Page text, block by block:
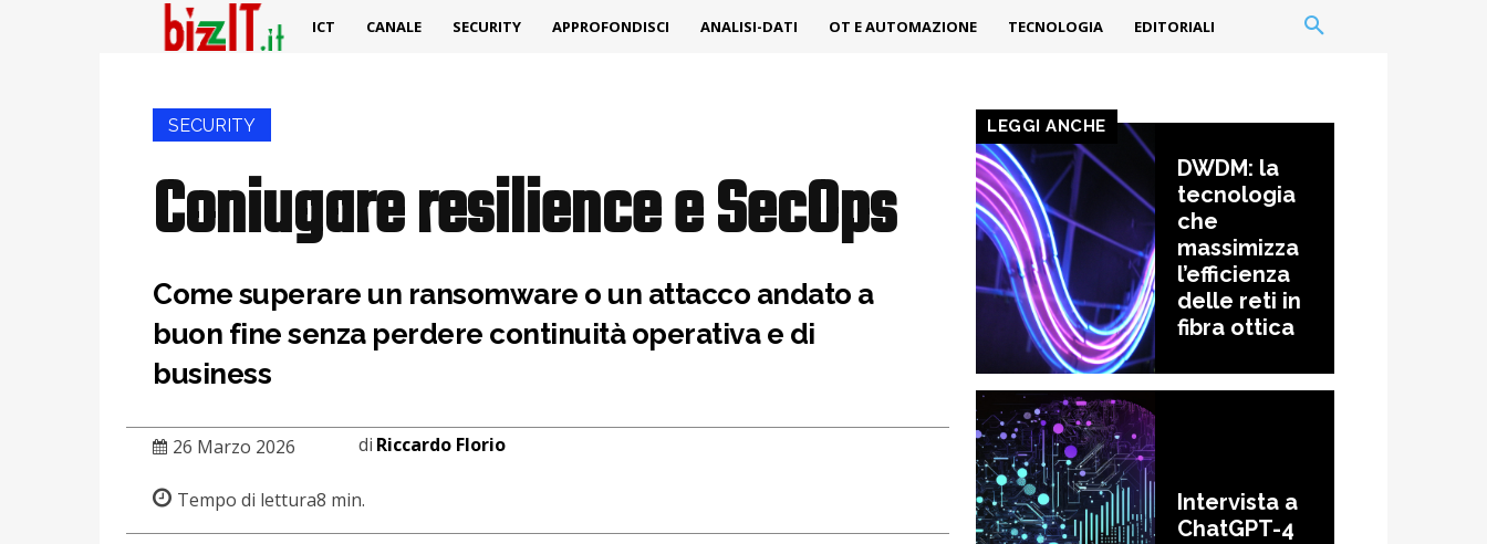
ICT CANALE SECURITY APPROFONDISCI ANALISI-DATI OT E AUTOMAZIONE TECNOLOGIA EDITORIALI
SECURITY
Coniugare resilience e SecOps
Come superare un ransomware o un attacco andato a
buon fine senza perdere continuità operativa e di
business
26 Marzo 2026
Tempo di lettura8 min.
di Riccardo Florio
LEGGI ANCHE
DWDM: la
tecnologia
che
massimizza
l’efficienza
delle reti in
fibra ottica
Intervista a
ChatGPT-4